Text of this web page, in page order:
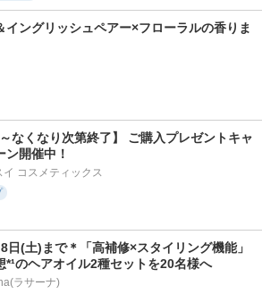
イングリッシュペアー×フローラルの香りま
～なくなり次第終了】 ご購入プレゼントキャ
ン開催中！
イ コスメティックス
8日(土)まで＊「高補修×スタイリング機能」
*¹のヘアオイル2種セットを20名様へ
ラサーナ)